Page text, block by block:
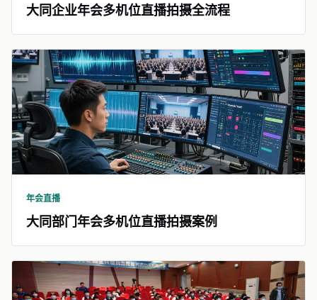
大同企业年会多机位直播拍摄全流程
年会直播
大同部门年会多机位直播拍摄案例